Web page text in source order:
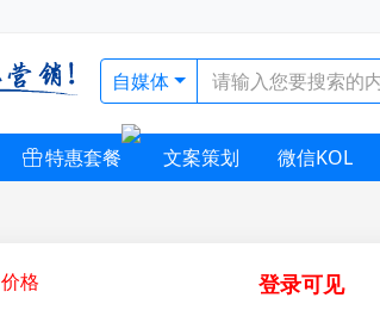
自媒体
特惠套餐 文案策划 微信KOL
价格 登录可见